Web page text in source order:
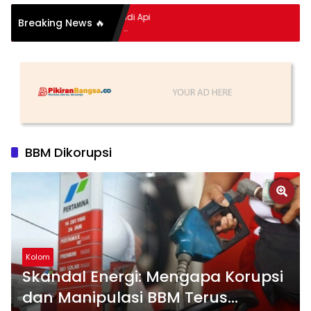
Breaking News 🔥
Hidup Meledak Jadi Api
Tragedi Menteng-
Maling Ayam di Bali
BBM Dikorupsi
Kolom
Skandal Energi: Mengapa Korupsi
dan Manipulasi BBM Terus